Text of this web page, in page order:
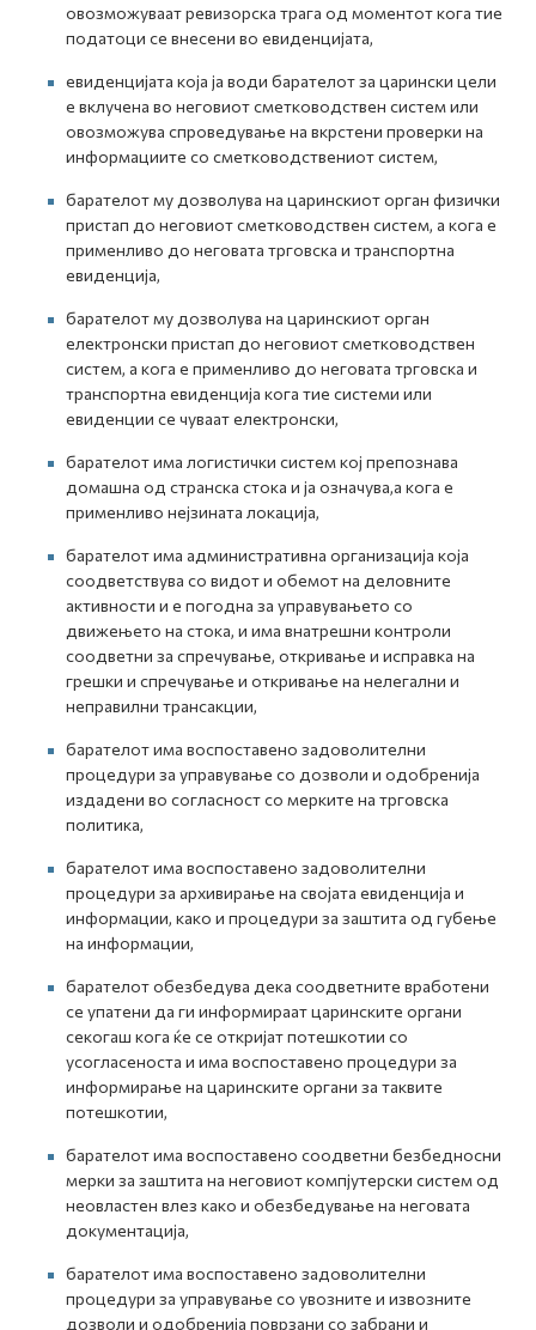
овозможуваат ревизорска трага од моментот кога тие
податоци се внесени во евиденцијата,
евиденцијата која ја води барателот за царински цели
е вклучена во неговиот сметководствен систем или
овозможува спроведување на вкрстени проверки на
информациите со сметководствениот систем,
барателот му дозволува на царинскиот орган физички
пристап до неговиот сметководствен систем, а кога е
применливо до неговата трговска и транспортна
евиденција,
барателот му дозволува на царинскиот орган
електронски пристап до неговиот сметководствен
систем, а кога е применливо до неговата трговска и
транспортна евиденција кога тие системи или
евиденции се чуваат електронски,
барателот има логистички систем кој препознава
домашна од странска стока и ја означува,а кога е
применливо нејзината локација,
барателот има административна организација која
соодветствува со видот и обемот на деловните
активности и е погодна за управувањето со
движењето на стока, и има внатрешни контроли
соодветни за спречување, откривање и исправка на
грешки и спречување и откривање на нелегални и
неправилни трансакции,
барателот има воспоставено задоволителни
процедури за управување со дозволи и одобренија
издадени во согласност со мерките на трговска
политика,
барателот има воспоставено задоволителни
процедури за архивирање на својата евиденција и
информации, како и процедури за заштита од губење
на информации,
барателот обезбедува дека соодветните вработени
се упатени да ги информираат царинските органи
секогаш кога ќе се откријат потешкотии со
усогласеноста и има воспоставено процедури за
информирање на царинските органи за таквите
потешкотии,
барателот има воспоставено соодветни безбедносни
мерки за заштита на неговиот компјутерски систем од
неовластен влез како и обезбедување на неговата
документација,
барателот има воспоставено задоволителни
процедури за управување со увозните и извозните
дозволи и одобренија поврзани со забрани и